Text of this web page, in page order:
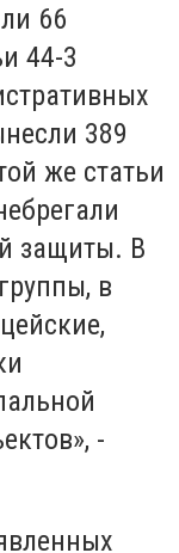
66
44-3
389
же статьи
защиты. В
в
-